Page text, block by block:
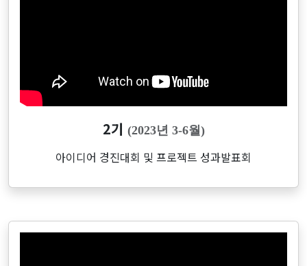
2기 (2023년 3-6월)
아이디어 경진대회 및 프로젝트 성과발표회